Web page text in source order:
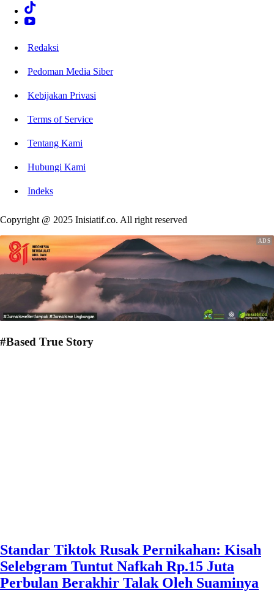
Redaksi
Pedoman Media Siber
Kebijakan Privasi
Terms of Service
Tentang Kami
Hubungi Kami
Indeks
Copyright @ 2025 Inisiatif.co. All right reserved
#Based True Story
Standar Tiktok Rusak Pernikahan: Kisah
Selebgram Tuntut Nafkah Rp.15 Juta
Perbulan Berakhir Talak Oleh Suaminya